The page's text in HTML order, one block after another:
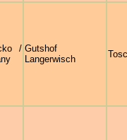
/ Gutshof
Langerwisch